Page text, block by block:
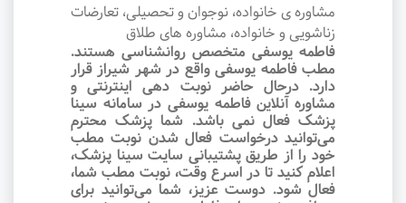
مشاوره ی خانواده، نوجوان و تحصیلی، تعارضات
زناشویی و خانواده، مشاوره های طلاق
فاطمه یوسفی متخصص روانشناسی هستند.
مطب فاطمه یوسفی واقع در شهر شیراز قرار
دارد. درحال حاضر نوبت‌ دهی اینترنتی و
مشاوره آنلاین فاطمه یوسفی در سامانه سینا
پزشک فعال نمی باشد. شما پزشک محترم
می‌توانید درخواست فعال شدن نوبت مطب
خود را از طریق پشتیبانی سایت سینا پزشک،
اعلام کنید تا در اسرع وقت‌، نوبت مطب شما،
فعال شود. دوست عزیز، شما می‌توانید برای